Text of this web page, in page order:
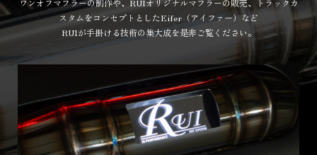
ワンオフマフラーの制作や、RUIオリジナルマフラーの販売、トラックカ
スタムをコンセプトとしたEifer（アイファー）など
RUIが手掛ける技術の集大成を是非ご覧ください。